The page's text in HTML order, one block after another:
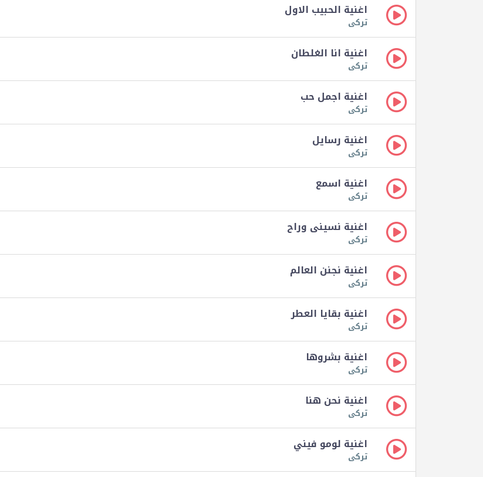
اغنية الحبيب الاول
تركى
اغنية انا الغلطان
تركى
اغنية اجمل حب
تركى
اغنية رسايل
تركى
اغنية اسمع
تركى
اغنية نسينى وراح
تركى
اغنية نجنن العالم
تركى
اغنية بقايا العطر
تركى
اغنية بشروها
تركى
اغنية نحن هنا
تركى
اغنية لومو فيني
تركى